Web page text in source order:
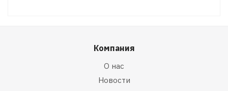
Компания
О нас
Новости